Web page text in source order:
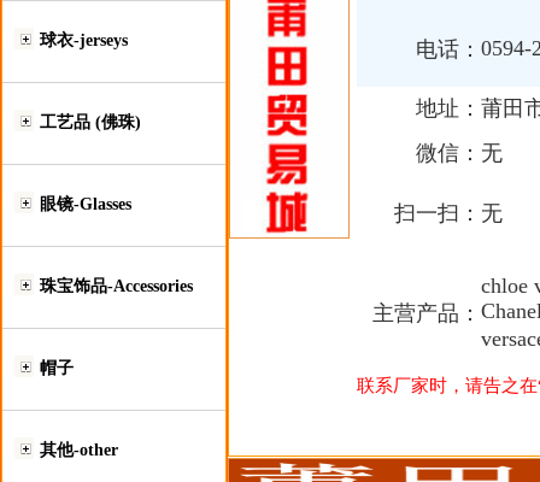
球衣-jerseys
工艺品 (佛珠)
眼镜-Glasses
珠宝饰品-Accessories
帽子
其他-other
电话： 0594-
地址： 莆田
微信： 无
扫一扫： 无
主营产品：
chloe
联系厂家时，请告之